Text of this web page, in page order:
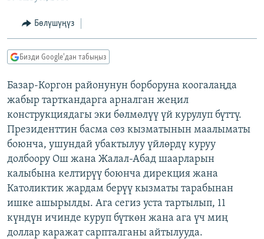
МАДАНИЯТ
ТВ ПРОГРАММАЛАР
БҮГҮН АЗАТТЫКТА
ДАНИСТЕ
АЗАТТЫК+
ЫҢГАЙСЫЗ СУРООЛОР
ПОДКАСТ
ОНЛАЙН ШЕРИНЕ
ЭЕ/АРнун бардык сайттары
Бөлүшүңүз
Бизди Google'дан табыңыз
Базар-Коргон районунун борборуна коогалаңда
жабыр тарткандарга арналган жеңил
конструкциядагы эки бөлмөлүү үй курулуп бүттү.
Президенттин басма сөз кызматынын маалыматы
боюнча, ушундай убактылуу үйлөрдү куруу
долбоору Ош жана Жалал-Абад шаарларын
калыбына келтирүү боюнча дирекция жана
Католиктик жардам берүү кызматы тарабынан
ишке ашырылды. Ага сегиз уста тартылып, 11
күндүн ичинде куруп бүткөн жана ага үч миң
доллар каражат сарпталганы айтылууда.